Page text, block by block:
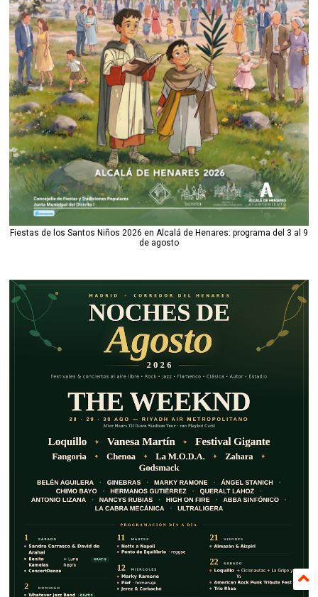
Fiestas de los Santos Niños 2026 en Alcalá de Henares: programa del 3 al 9
de agosto